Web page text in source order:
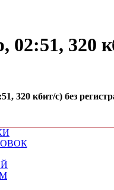
320
кбит/с) без